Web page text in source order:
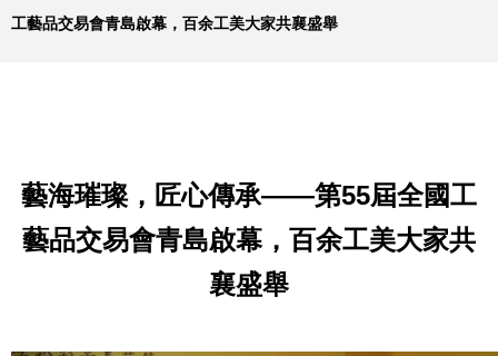
工藝品交易會青島啟幕，百余工美大家共襄盛舉
藝海璀璨，匠心傳承——第55屆全國工
藝品交易會青島啟幕，百余工美大家共
襄盛舉